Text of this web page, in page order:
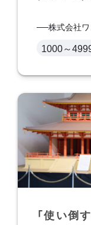
株式会社
1000～
「使い倒